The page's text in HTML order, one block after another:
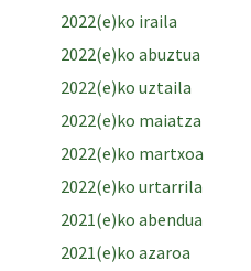
2022(e)ko iraila
2022(e)ko abuztua
2022(e)ko uztaila
2022(e)ko maiatza
2022(e)ko martxoa
2022(e)ko urtarrila
2021(e)ko abendua
2021(e)ko azaroa